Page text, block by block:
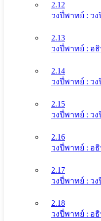
2.12
วงปี่พาทย์ : วง
2.13
วงปี่พาทย์ : อ
2.14
วงปี่พาทย์ : ว
2.15
วงปี่พาทย์ : ว
2.16
วงปี่พาทย์ : อ
2.17
วงปี่พาทย์ : ว
2.18
วงปี่พาทย์ : อ